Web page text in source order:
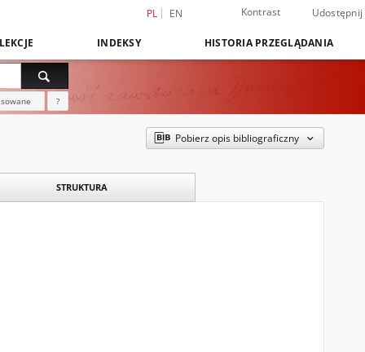
PL EN Kontrast Udostępnij
INDEKSY HISTORIA PRZEGLĄDANIA
?
Pobierz opis bibliograficzny
STRUKTURA